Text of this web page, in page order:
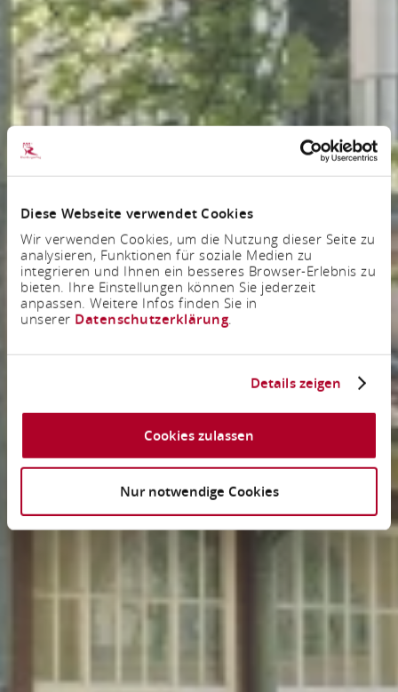
Diese Webseite verwendet Cookies
Wir verwenden Cookies, um die Nutzung dieser Seite zu
analysieren, Funktionen für soziale Medien zu
integrieren und Ihnen ein besseres Browser-Erlebnis zu
bieten. Ihre Einstellungen können Sie jederzeit
anpassen. Weitere Infos finden Sie in
unserer Datenschutzerklärung.
Details zeigen
Cookies zulassen
Nur notwendige Cookies